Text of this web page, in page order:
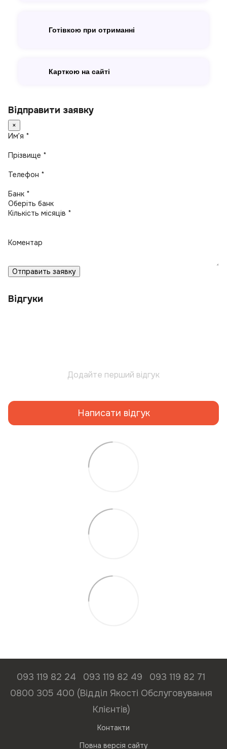
Готівкою при отриманні
Карткою на сайті
Відправити заявку
×
Имʼя *
Прізвище *
Телефон *
Банк *
Кількість місяців *
Коментар
Отправить заявку
Відгуки
Додайте перший відгук
Написати відгук
093 119 82 24 093 119 82 49
093 119 82 71
0800 305 400 (Відділ Якості Обслуговування
Клієнтів)
Контакти
Повна версія сайту